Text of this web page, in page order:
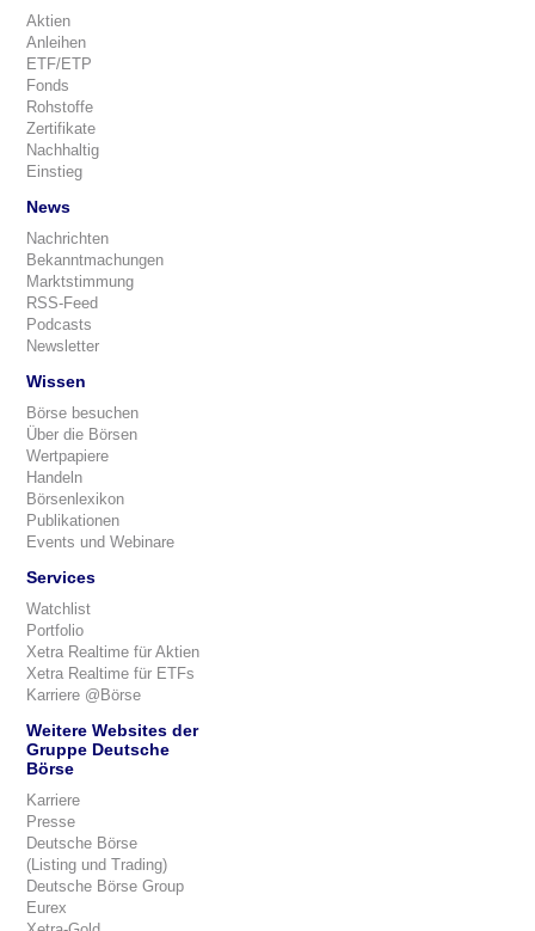
Aktien
Anleihen
ETF/ETP
Fonds
Rohstoffe
Zertifikate
Nachhaltig
Einstieg
News
Nachrichten
Bekanntmachungen
Marktstimmung
RSS-Feed
Podcasts
Newsletter
Wissen
Börse besuchen
Über die Börsen
Wertpapiere
Handeln
Börsenlexikon
Publikationen
Events und Webinare
Services
Watchlist
Portfolio
Xetra Realtime für Aktien
Xetra Realtime für ETFs
Karriere @Börse
Weitere Websites der
Gruppe Deutsche
Börse
Karriere
Presse
Deutsche Börse
(Listing und Trading)
Deutsche Börse Group
Eurex